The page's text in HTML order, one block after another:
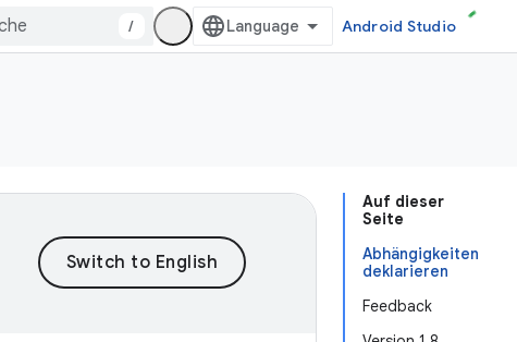
/ Android Studio
Auf dieser
Seite
Abhängigkeiten
deklarieren
Feedback